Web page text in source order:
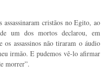
cristãos no Egito, ao
um dos mortos declarou, em
os assassinos não tiraram o áudio
irmão. E pudemos vê-lo afirmar
morrer”.